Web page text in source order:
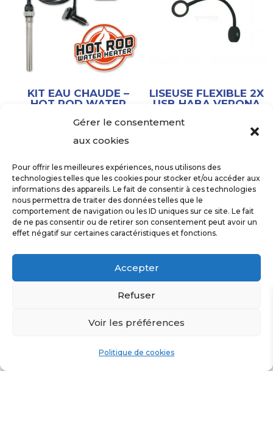
Gérer le consentement
aux cookies
Pour offrir les meilleures expériences, nous utilisons des
technologies telles que les cookies pour stocker et/ou accéder aux
informations des appareils. Le fait de consentir à ces technologies
nous permettra de traiter des données telles que le
comportement de navigation ou les ID uniques sur ce site. Le fait
de ne pas consentir ou de retirer son consentement peut avoir un
effet négatif sur certaines caractéristiques et fonctions.
Accepter
Refuser
Voir les préférences
Politique de cookies
KIT EAU CHAUDE –
HOT ROD WATER
LISEUSE FLEXIBLE 2X
USB HABA VERONA